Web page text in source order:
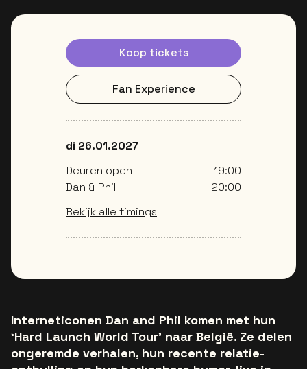
Interneticonen Dan and Phil komen met hun
‘Hard Launch World Tour’ naar België. Ze delen
ongeremde verhalen, hun recente relatie-
Koop tickets
Fan Experience
di 26.01.2027
Deuren open
19:00
Dan & Phil
20:00
Bekijk alle timings